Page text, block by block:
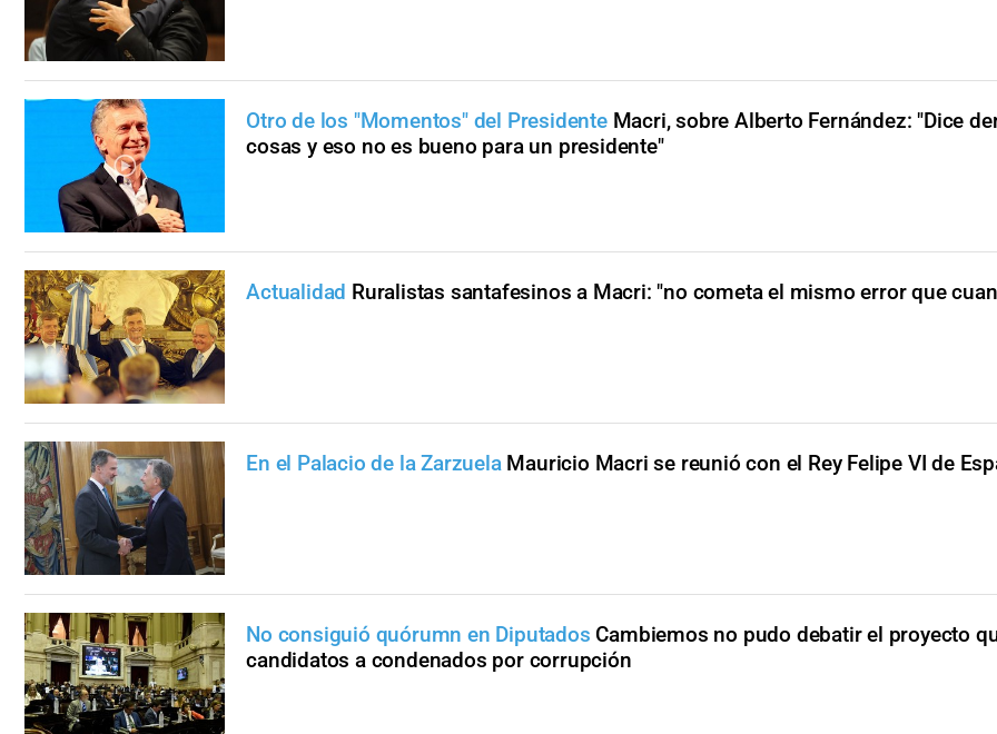
Otro de los "Momentos" del Presidente Macri, sobre Alberto Fernández: "Dice
cosas y eso no es bueno para un presidente"
Actualidad Ruralistas santafesinos a Macri: "no cometa el mismo error que
En el Palacio de la Zarzuela Mauricio Macri se reunió con el Rey Felipe VI de
No consiguió quórumn en Diputados Cambiemos no pudo debatir el proyecto
candidatos a condenados por corrupción